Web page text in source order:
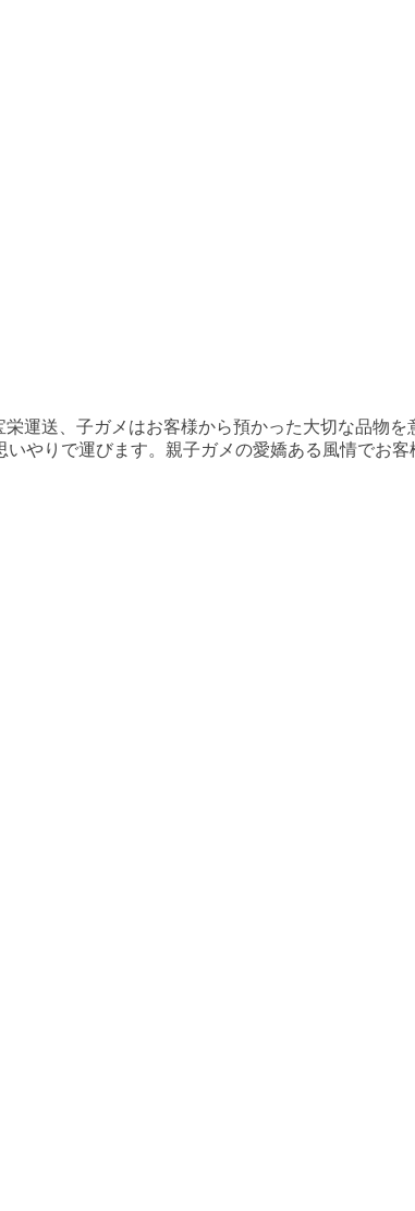
運送、子ガメはお客様から預かった大切な品物を
やりで運びます。親子ガメの愛嬌ある風情でお客